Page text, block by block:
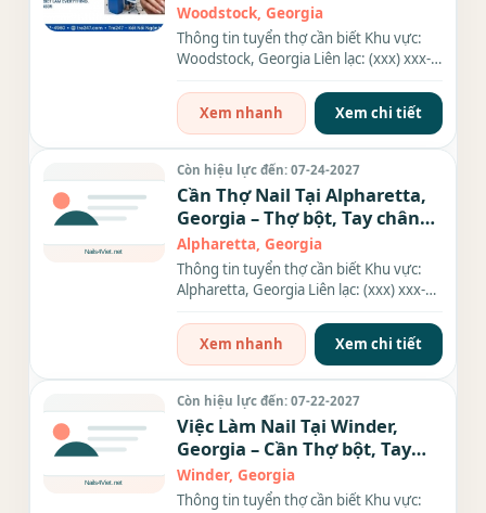
Woodstock, Georgia
Thông tin tuyển thợ cần biết Khu vực:
Woodstock, Georgia Liên lạc: (xxx) xxx-
Xem nhanh
Xem chi tiết
Còn hiệu lực đến: 07-24-2027
Cần Thợ Nail Tại Alpharetta,
Georgia – Thợ bột, Tay chân
nước, Gel
Alpharetta, Georgia
Thông tin tuyển thợ cần biết Khu vực:
Alpharetta, Georgia Liên lạc: (xxx) xxx-
Xem nhanh
Xem chi tiết
Còn hiệu lực đến: 07-22-2027
Việc Làm Nail Tại Winder,
Georgia – Cần Thợ bột, Tay
chân nước
Winder, Georgia
Thông tin tuyển thợ cần biết Khu vực: